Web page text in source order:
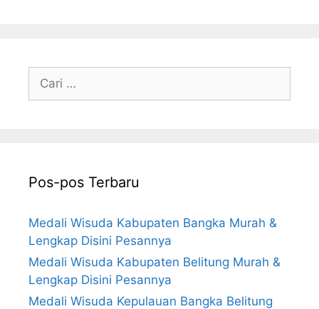
untuk:
Pos-pos Terbaru
Medali Wisuda Kabupaten Bangka Murah &
Lengkap Disini Pesannya
Medali Wisuda Kabupaten Belitung Murah &
Lengkap Disini Pesannya
Medali Wisuda Kepulauan Bangka Belitung